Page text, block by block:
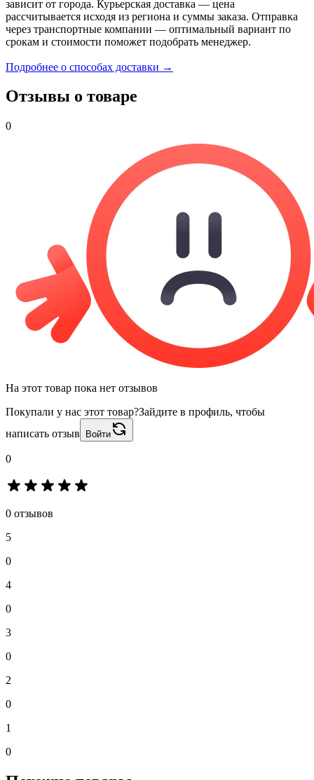
зависит от города. Курьерская доставка — цена
рассчитывается исходя из региона и суммы заказа. Отправка
через транспортные компании — оптимальный вариант по
срокам и стоимости поможет подобрать менеджер.
Подробнее о способах доставки →
Отзывы о товаре
0
На этот товар пока нет отзывов
Покупали у нас этот товар?Зайдите в профиль, чтобы
написать отзыв
Войти
0
0 отзывов
5
0
4
0
3
0
2
0
1
0